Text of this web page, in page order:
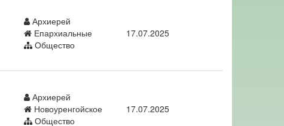
Архиерей
Епархиальные
Общество
17.07.2025
Архиерей
Новоуренгойское
Общество
17.07.2025